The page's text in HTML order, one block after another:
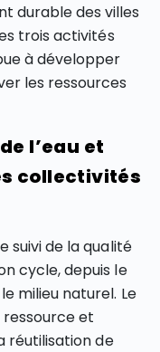
durable des villes
trois activités
à développer
les ressources
l’eau et
collectivités
suivi de la qualité
cycle, depuis le
milieu naturel. Le
et
réutilisation de